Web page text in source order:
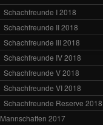
Schachfreunde I 2018
Schachfreunde II 2018
Schachfreunde III 2018
Schachfreunde IV 2018
Schachfreunde V 2018
Schachfreunde VI 2018
Schachfreunde Reserve 2018
Mannschaften 2017